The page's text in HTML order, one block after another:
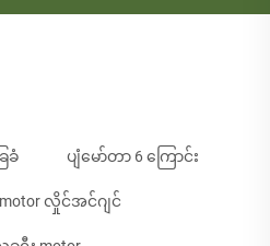
ခံ ပျံမော်တာ 6 ကြောင်း
လှိုင်အင်ဂျင်